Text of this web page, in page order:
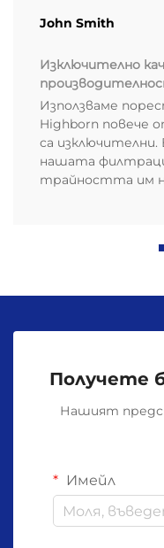
John Smith
Изключително
Използваме
Highborn повече
са
нашата
трайността им
Получете
Нашият
Имейл